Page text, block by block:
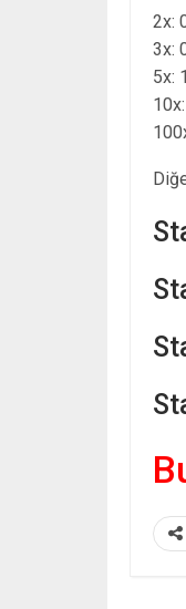
2x:
3x:
5x: